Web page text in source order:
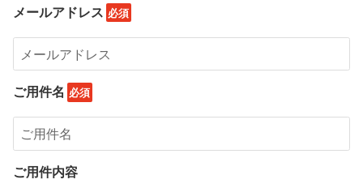
メールアドレス
ご用件名
ご用件内容